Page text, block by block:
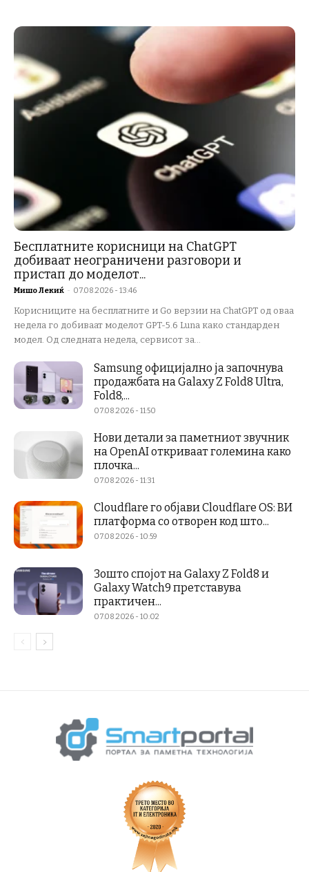
Бесплатните корисници на ChatGPT
добиваат неограничени разговори и
пристап до моделот...
Мишо Лекиќ - 07.08.2026 - 13:46
Корисниците на бесплатните и Go верзии на ChatGPT од оваа
недела го добиваат моделот GPT-5.6 Luna како стандарден
модел. Од следната недела, сервисот за...
Samsung официјално ја започнува
продажбата на Galaxy Z Fold8 Ultra,
Fold8,...
07.08.2026 - 11:50
Нови детали за паметниот звучник
на OpenAI откриваат големина како
плочка...
07.08.2026 - 11:31
Cloudflare го објави Cloudflare OS: ВИ
платформа со отворен код што...
07.08.2026 - 10:59
Зошто спојот на Galaxy Z Fold8 и
Galaxy Watch9 претставува
практичен...
07.08.2026 - 10:02